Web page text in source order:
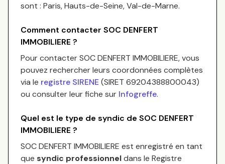
sont : Paris, Hauts-de-Seine, Val-de-Marne.
Comment contacter SOC DENFERT
IMMOBILIERE ?
Pour contacterSOC DENFERT IMMOBILIERE, vous
pouvez rechercher leurs coordonnées complètes
via le registre SIRENE (SIRET 69204388800043)
ou consulter leur fiche sur Infogreffe.
Quel est le type de syndic de SOC DENFERT
IMMOBILIERE ?
SOC DENFERT IMMOBILIERE est enregistré en tant
que syndic professionneldans le Registre